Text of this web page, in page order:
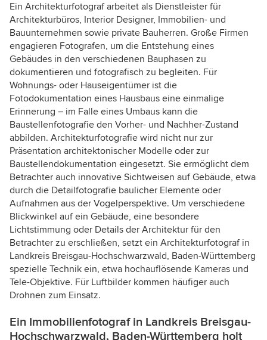
Ein Architekturfotograf arbeitet als Dienstleister für
Architekturbüros, Interior Designer, Immobilien- und
Bauunternehmen sowie private Bauherren. Große Firmen
engagieren Fotografen, um die Entstehung eines
Gebäudes in den verschiedenen Bauphasen zu
dokumentieren und fotografisch zu begleiten. Für
Wohnungs- oder Hauseigentümer ist die
Fotodokumentation eines Hausbaus eine einmalige
Erinnerung – im Falle eines Umbaus kann die
Baustellenfotografie den Vorher- und Nachher-Zustand
abbilden. Architekturfotografie wird nicht nur zur
Präsentation architektonischer Modelle oder zur
Baustellendokumentation eingesetzt. Sie ermöglicht dem
Betrachter auch innovative Sichtweisen auf Gebäude, etwa
durch die Detailfotografie baulicher Elemente oder
Aufnahmen aus der Vogelperspektive. Um verschiedene
Blickwinkel auf ein Gebäude, eine besondere
Lichtstimmung oder Details der Architektur für den
Betrachter zu erschließen, setzt ein Architekturfotograf in
Landkreis Breisgau-Hochschwarzwald, Baden-Württemberg
spezielle Technik ein, etwa hochauflösende Kameras und
Tele-Objektive. Für Luftbilder kommen häufiger auch
Drohnen zum Einsatz.
Ein Immobilienfotograf in Landkreis Breisgau-
Hochschwarzwald, Baden-Württemberg holt